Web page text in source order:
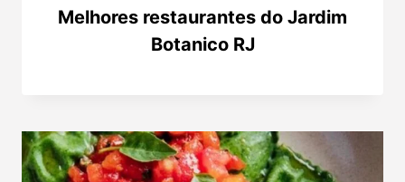
Melhores restaurantes do Jardim
Botanico RJ